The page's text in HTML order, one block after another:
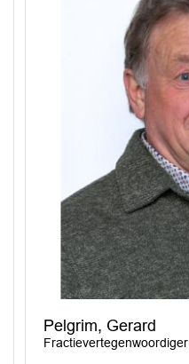
Pelgrim, Gerard
Fractievertegenwoordiger